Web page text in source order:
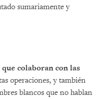
sumariamente y
colaboran con las
operaciones, y también
blancos que no hablan